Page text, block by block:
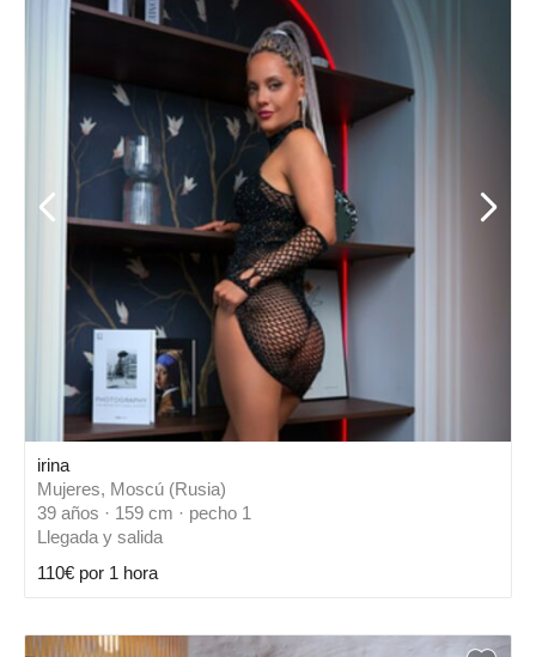
irina
Mujeres, Moscú (Rusia)
39 años · 159 cm · pecho 1
Llegada y salida
110€ por 1 hora